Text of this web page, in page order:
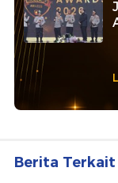
Berita Terkait